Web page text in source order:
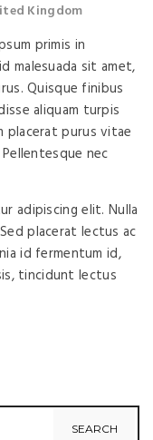
Kingdom
primis in
malesuada sit amet,
Quisque finibus
aliquam turpis
placerat purus vitae
nec
adipiscing elit. Nulla
placerat lectus ac
id fermentum id,
tincidunt lectus